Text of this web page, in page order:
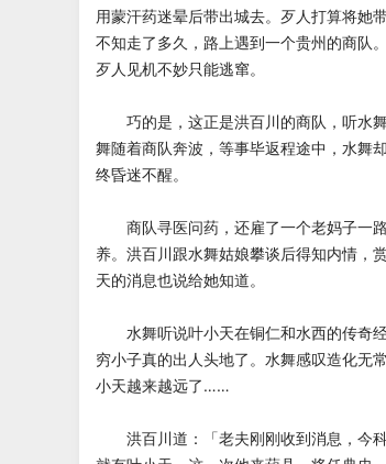
用蒙汗药迷晕后带出城去。歹人打算将她
不知走了多久，路上遇到一个贵州的商队
歹人见机不妙只能逃窜。
巧的是，这正是洪百川的商队，听水
舞随着商队奔波，等事毕返程途中，水舞
终昏迷不醒。
商队寻医问药，还雇了一个老妈子一
养。洪百川跟水舞姑娘攀谈后得知内情，
天的消息也说给她知道。
水舞听说叶小天在铜仁和水西的传奇
穷小子真的出人头地了。水舞感叹造化无
小天越来越远了……
洪百川道：「老夫刚刚收到消息，今